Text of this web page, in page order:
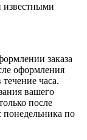
известными
заказа
оформления
часа.
вашего
после
по